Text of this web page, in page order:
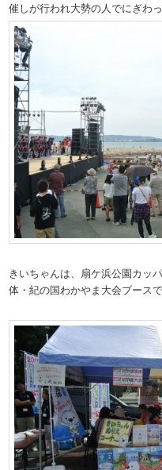
催しが行われ大勢の人でにぎわ
きいちゃんは、扇ケ浜公園カッ
体・紀の国わかやま大会ブースで